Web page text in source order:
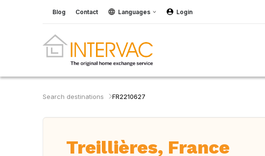
Blog Contact Languages Login
Search destinations FR2210627
Treillières, France